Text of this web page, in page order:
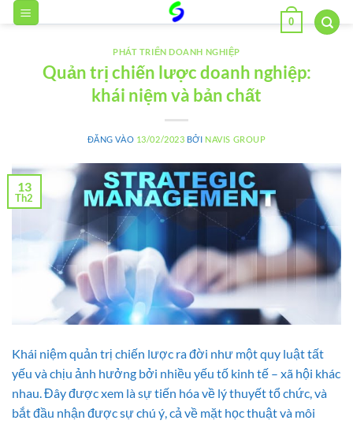
qua
0
PHÁT TRIỂN DOANH NGHIỆP
Quản trị chiến lược doanh nghiệp:
khái niệm và bản chất
ĐĂNG VÀO 13/02/2023 BỞI NAVIS GROUP
13
Th2
Khái niệm quản trị chiến lược ra đời như một quy luật tất
yếu và chịu ảnh hưởng bởi nhiều yếu tố kinh tế – xã hội khác
nhau. Đây được xem là sự tiến hóa về lý thuyết tổ chức, và
bắt đầu nhận được sự chú ý, cả về mặt học thuật và môi